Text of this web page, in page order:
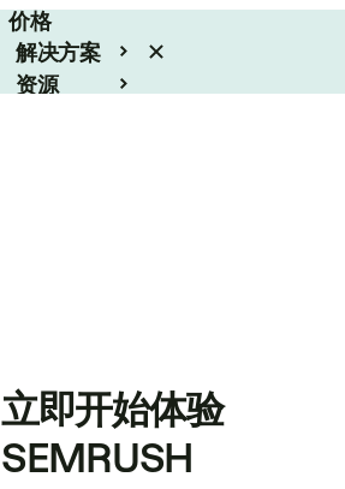
价格
解决方案
资源
立即开始体验
SEMRUSH